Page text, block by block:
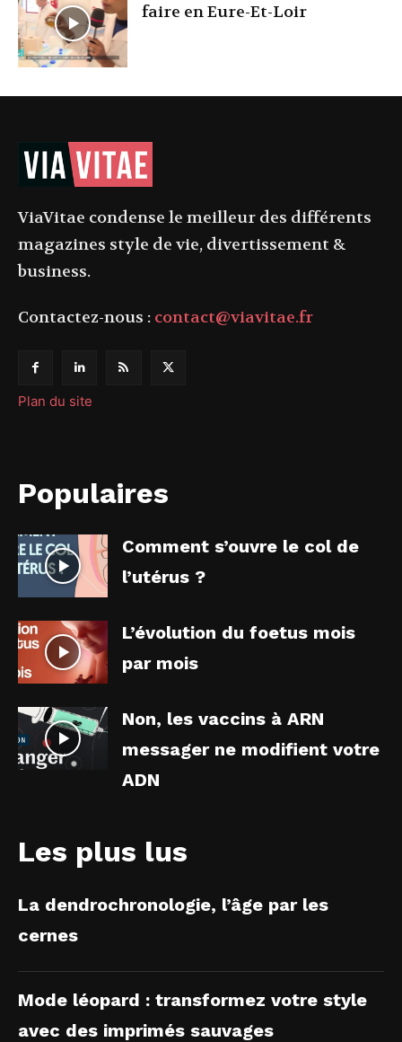
faire en Eure-Et-Loir
ViaVitae condense le meilleur des différents
magazines style de vie, divertissement &
business.
Contactez-nous : contact@viavitae.fr
Plan du site
Populaires
Comment s’ouvre le col de
l’utérus ?
L’évolution du foetus mois
par mois
Non, les vaccins à ARN
messager ne modifient votre
ADN
Les plus lus
La dendrochronologie, l’âge par les
cernes
Mode léopard : transformez votre style
avec des imprimés sauvages